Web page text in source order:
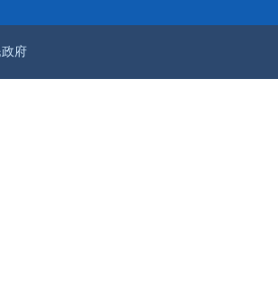
府